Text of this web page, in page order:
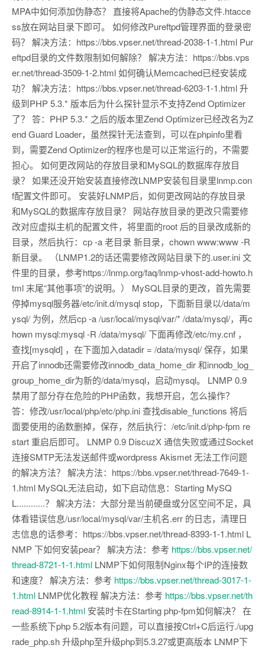
MPA中如何添加伪静态？ 直接将Apache的伪静态文件.htacce
ss放在网站目录下即可。 如何修改Pureftpd管理界面的登录密
码？ 解决方法：https://bbs.vpser.net/thread-2038-1-1.html Pur
eftpd目录的文件数限制如何解除？ 解决方法：https://bbs.vps
er.net/thread-3509-1-2.html 如何确认Memcached已经安装成
功？ 解决方法：https://bbs.vpser.net/thread-6203-1-1.html 升
级到PHP 5.3.* 版本后为什么探针显示不支持Zend Optimizer
了？ 答：PHP 5.3.* 之后的版本里Zend Optimizer已经改名为Z
end Guard Loader，虽然探针无法查到，可以在phpinfo里看
到，需要Zend Optimizer的程序也是可以正常运行的，不需要
担心。 如何更改网站的存放目录和MySQL的数据库存放目
录？ 如果还没开始安装直接修改LNMP安装包目录里lnmp.con
f配置文件即可。 安装好LNMP后，如何更改网站的存放目录
和MySQL的数据库存放目录？ 网站存放目录的更改只需要修
改对应虚拟主机的配置文件，将里面的root 后的目录改成新的
目录，然后执行：cp -a 老目录 新目录，chown www:www -R
新目录。 （LNMP1.2的话还需要修改网站目录下的.user.ini 文
件里的目录，参考https://lnmp.org/faq/lnmp-vhost-add-howto.h
tml 末尾“其他事项”的说明。） MySQL目录的更改，首先需要
停掉mysql服务器/etc/init.d/mysql stop，下面新目录以/data/m
ysql/ 为例，然后cp -a /usr/local/mysql/var/* /data/mysql/，再c
hown mysql:mysql -R /data/mysql/ 下面再修改/etc/my.cnf ，
查找[mysqld] ，在下面加入datadir = /data/mysql/ 保存，如果
开启了innodb还需要修改innodb_data_home_dir 和innodb_log_
group_home_dir为新的/data/mysql，启动mysql。 LNMP 0.9
禁用了部分存在危险的PHP函数，我想开启，怎么操作？
答：修改/usr/local/php/etc/php.ini 查找disable_functions 将后
面要使用的函数删掉，保存，然后执行：/etc/init.d/php-fpm re
start 重启后即可。 LNMP 0.9 DiscuzX 通信失败或通过Socket
连接SMTP无法发送邮件或wordpress Akismet 无法工作问题
的解决方法？ 解决方法：https://bbs.vpser.net/thread-7649-1-
1.html MySQL无法启动，如下启动信息：Starting MySQ
L............？ 解决方法：大部分是当前硬盘或分区空间不足，具
体看错误信息/usr/local/mysql/var/主机名.err 的日志，清理日
志信息的话参考：https://bbs.vpser.net/thread-8393-1-1.html L
NMP 下如何安装pear？ 解决方法：参考 https://bbs.vpser.net/
thread-8721-1-1.html LNMP下如何限制Nginx每个IP的连接数
和速度？ 解决方法：参考 https://bbs.vpser.net/thread-3017-1-
1.html LNMP优化教程 解决方法：参考 https://bbs.vpser.net/th
read-8914-1-1.html 安装时卡在Starting php-fpm如何解决？ 在
一些系统下php 5.2版本有问题，可以直接按Ctrl+C后运行./upg
rade_php.sh 升级php至升级php到5.3.27或更高版本 LNMP下